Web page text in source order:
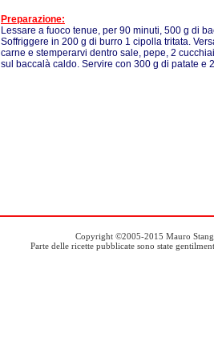
Preparazione:
Lessare a fuoco tenue, per 90 minuti, 500 g di
Soffriggere in 200 g di burro 1 cipolla tritata.
carne e stemperarvi dentro sale, pepe, 2
sul baccalà caldo. Servire con 300 g di patate e
Copyright ©2005-2015 Mauro
Parte delle ricette pubblicate sono state